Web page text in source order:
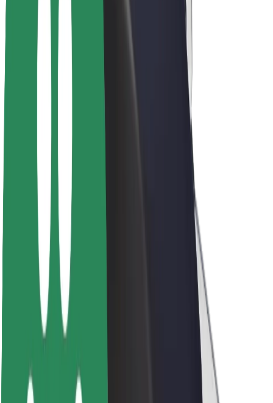
Výdělky kurýra
Partneři Bolt Food
Flotily
Projekt Zero
Blog
Tiskové centrum
Pokyny ke značce
Naše poslání
Vztahy s investory
Vedení
Značka
Městský fond